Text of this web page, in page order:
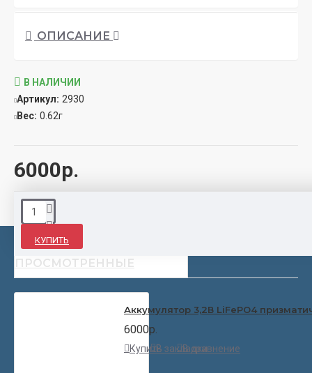
ОПИСАНИЕ
6000р.
В НАЛИЧИИ
Артикул: 2930
Вес: 0.62г
КУПИТЬ
НЕДАВНО
ПРОСМОТРЕННЫЕ
Аккумулятор 3,2В LiFePO4
6000р.
КупитьВ закладкиВ сравнение